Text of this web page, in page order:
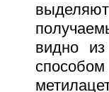
видно